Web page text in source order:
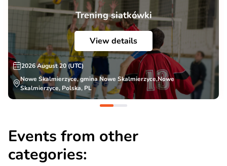
Trening siatkówki
View details
2026 August 20 (UTC)
Nowe Skalmierzyce, gmina Nowe Skalmierzyce,Nowe
Skalmierzyce, Polska, PL
Events from other
categories: